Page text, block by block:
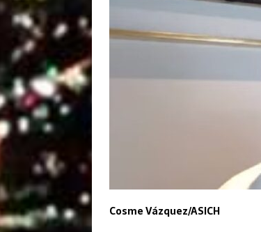
Cosme Vázquez/ASICH